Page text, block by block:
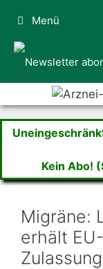
Inhalt
springen
Menü
Kein Abo!
Migräne:
erhält EU-